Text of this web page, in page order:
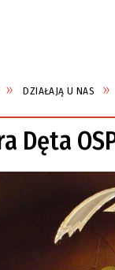
DZIAŁAJĄ U NAS
Dęta